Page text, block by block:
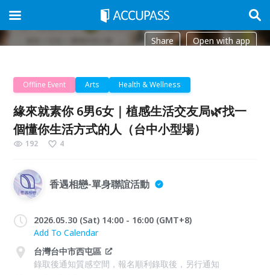
Share Open with app
Offline Event Arts Health & Wellness
緣來就素你 6男6女｜植感生活交友局🌿找一
個懂你生活方式的人（台中小型場）
192 4
香遇相戀-單身聯誼活動
2026.05.30 (Sat) 14:00 - 16:00 (GMT+8)
Add To Calendar
台灣台中市西屯區
錄取後通知質感空間，報名順利錄取後，另行通知